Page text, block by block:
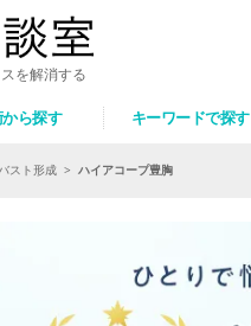
を解消する
ら探す キーワードで探す
スト形成 > ハイアコープ豊胸